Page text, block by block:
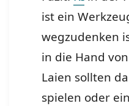
ist ein
wegzudenken
in die Hand
Laien sollten
spielen oder